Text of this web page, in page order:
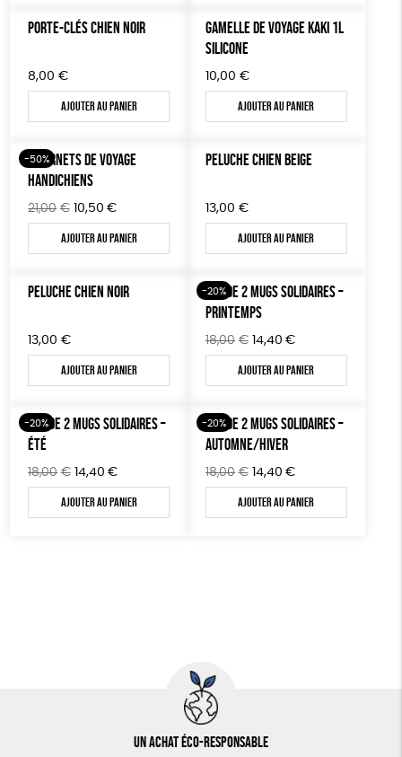
8,00€.4,00€.
PORTE-CLÉS CHIEN NOIR
8,00 €
Ajouter au panier
GAMELLE DE VOYAGE KAKI 1L
SILICONE
10,00 €
Ajouter au panier
-50%
7 CARNETS DE VOYAGE
HANDICHIENS
21,00 € Le
prix
initial
21,00€.
10,50 €Le
prix
actuel
10,50€.
Ajouter au panier
PELUCHE CHIEN BEIGE
13,00 €
Ajouter au panier
PELUCHE CHIEN NOIR
13,00 €
Ajouter au panier
-20%
LOT DE 2 MUGS SOLIDAIRES –
PRINTEMPS
18,00 € Le
prix
initial
18,00€.
14,40 €Le
prix
actuel
14,40€.
Ajouter au panier
-20%
LOT DE 2 MUGS SOLIDAIRES –
ÉTÉ
18,00 € Le
prix
initial
14,40 €Le
prix
actuel
Ajouter au panier
-20%
LOT DE 2 MUGS SOLIDAIRES –
AUTOMNE/HIVER
18,00 € Le
prix
initial
14,40 €Le
prix
actuel
Ajouter au panier
Un achat éco-responsable